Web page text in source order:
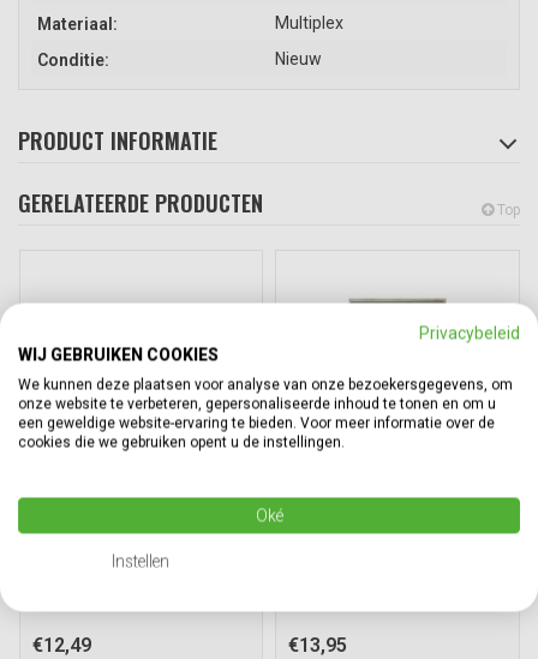
Materiaal:
Multiplex
Conditie:
Nieuw
PRODUCT INFORMATIE
GERELATEERDE PRODUCTEN
Top
1200x800x200mm, 4
scharnieren, B-keus
€12,49
1200x800x9mm, multiplex
€13,95
Privacybeleid
WIJ GEBRUIKEN COOKIES
We kunnen deze plaatsen voor analyse van onze bezoekersgegevens, om
onze website te verbeteren, gepersonaliseerde inhoud te tonen en om u
een geweldige website-ervaring te bieden. Voor meer informatie over de
cookies die we gebruiken opent u de instellingen.
Oké
Instellen